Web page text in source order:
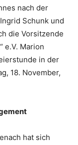
nach der
Schunk und
die Vorsitzende
e.V. Marion
in der
18. November,
hat sich